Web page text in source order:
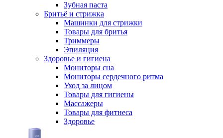
Зубная паста
Бритьё и стрижка
Машинки для стрижки
Товары для бритья
Триммеры
Эпиляция
Здоровье и гигиена
Мониторы сна
Мониторы сердечного ритма
Уход за лицом
Товары для гигиены
Массажеры
Товары для фитнеса
Здоровье